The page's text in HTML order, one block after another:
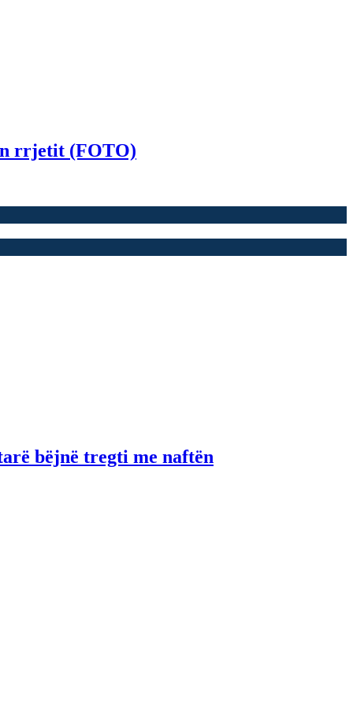
rrjetit (FOTO)
bëjnë tregti me naftën